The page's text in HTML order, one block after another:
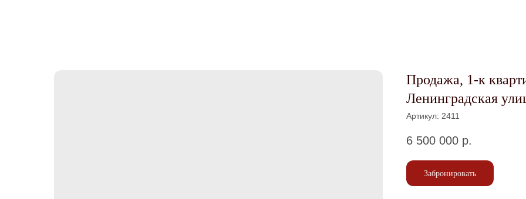
Продажа, 1-к
Ленинградская
Артикул: 2411
6 500 000 р.
Забронировать